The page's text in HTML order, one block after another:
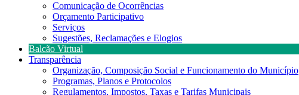
Comunicação de Ocorrências
Orçamento Participativo
Serviços
Sugestões, Reclamações e Elogios
Balcão Virtual
Transparência
Organização, Composição Social e Funcionamento do Município
Programas, Planos e Protocolos
Regulamentos, Impostos, Taxas e Tarifas Municipais